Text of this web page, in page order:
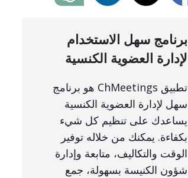
برنامج سهل الاستخدام
لإدارة العضوية الكنسية
تطبيق ChMeetings هو برنامج
سهل لإدارة العضوية الكنسية
يساعدك على تنظيم كل شيء
بكفاءة. يمكنك من خلاله توفير
الوقت والتكاليف، متابعة وإدارة
شؤون الكنيسة بسهولة، جمع